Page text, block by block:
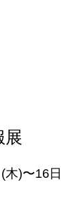
展
木)〜16日